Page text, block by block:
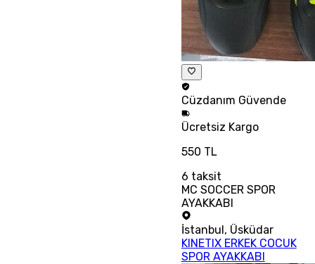
Cüzdanım Güvende
Ücretsiz Kargo
550 TL
6 taksit
MC SOCCER SPOR
AYAKKABI
İstanbul, Üsküdar
KINETIX ERKEK COCUK
SPOR AYAKKABI